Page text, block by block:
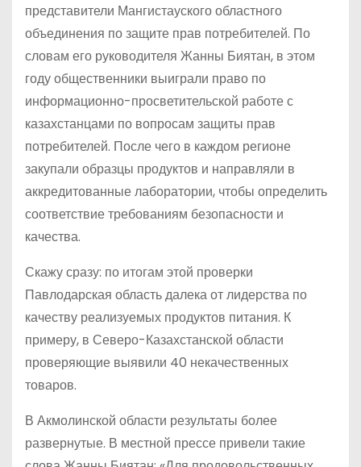
представители Мангистауского областного
объединения по защите прав потребителей. По
словам его руководителя Жанны Биятан, в этом
году общественники выиграли право по
информационно-просветительской работе с
казахстанцами по вопросам защиты прав
потребителей. После чего в каждом регионе
закупали образцы продуктов и направляли в
аккредитованные лаборатории, чтобы определить
соответствие требованиям безопасности и
качества.
Скажу сразу: по итогам этой проверки
Павлодарская область далека от лидерства по
качеству реализуемых продуктов питания. К
примеру, в Северо-Казахстанской области
проверяющие выявили 40 некачественных
товаров.
В Акмолинской области результаты более
развернутые. В местной прессе привели такие